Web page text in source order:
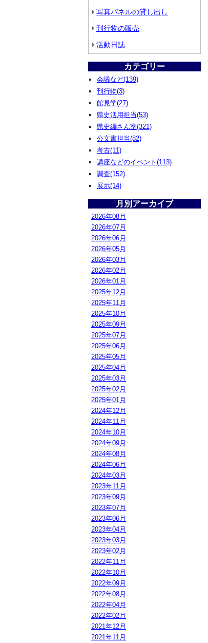
写真パネルの貸し出し
刊行物の販売
活動日誌
カテゴリー
会議など(139)
刊行物(3)
館見学(27)
県史活用担当(53)
県史編さん室(321)
公文書担当(82)
考古(11)
講座などのイベント(113)
調査(152)
展示(14)
月別アーカイブ
2026年08月
2026年07月
2026年06月
2026年05月
2026年03月
2026年02月
2026年01月
2025年12月
2025年11月
2025年10月
2025年09月
2025年07月
2025年06月
2025年05月
2025年04月
2025年03月
2025年02月
2025年01月
2024年12月
2024年11月
2024年10月
2024年09月
2024年08月
2024年06月
2024年03月
2023年11月
2023年09月
2023年07月
2023年06月
2023年04月
2023年03月
2023年02月
2022年11月
2022年10月
2022年09月
2022年08月
2022年04月
2022年02月
2021年12月
2021年11月